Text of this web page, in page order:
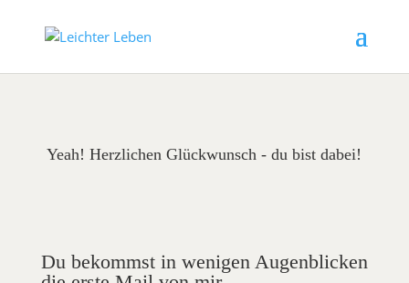
Yeah! Herzlichen Glückwunsch - du bist dabei!
Du bekommst in wenigen Augenblicken